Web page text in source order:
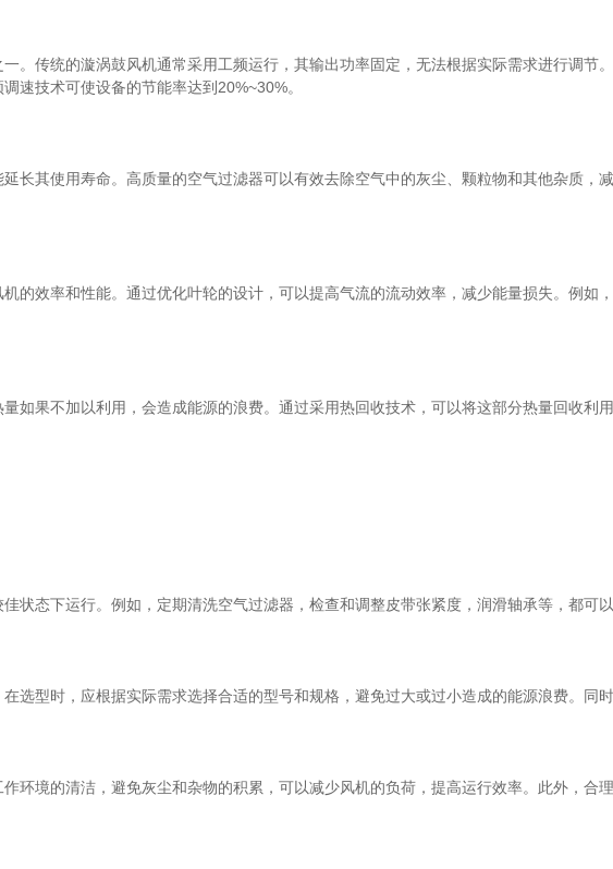
传统的漩涡鼓风机通常采用工频运行，其输出功率固定，无法根据实际需求进行调节
速技术可使设备的节能率达到20%~30%。
其使用寿命。高质量的空气过滤器可以有效去除空气中的灰尘、颗粒物和其他杂质，
效率和性能。通过优化叶轮的设计，可以提高气流的流动效率，减少能量损失。例如
果不加以利用，会造成能源的浪费。通过采用热回收技术，可以将这部分热量回收利
态下运行。例如，定期清洗空气过滤器，检查和调整皮带张紧度，润滑轴承等，都可以
型时，应根据实际需求选择合适的型号和规格，避免过大或过小造成的能源浪费。同时
境的清洁，避免灰尘和杂物的积累，可以减少风机的负荷，提高运行效率。此外，合理